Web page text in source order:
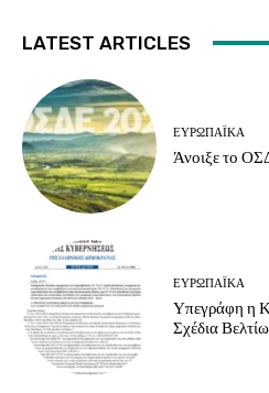
LATEST ARTICLES
ΕΥΡΩΠΑΪΚΆ
Άνοιξε το
ΕΥΡΩΠΑΪΚΆ
Υπεγράφη η
Σχέδια